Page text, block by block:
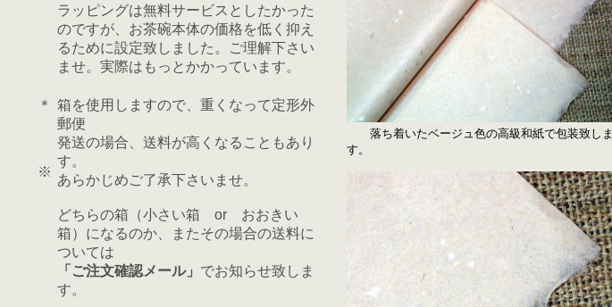
ラッピングは無料サービスとしたかった
のですが、お茶碗本体の価格を低く抑え
るために設定致しました。ご理解下さい
ませ。実際はもっとかかっています。
落ち着いたベージュ色の高級和紙で包装致しま
す。
＊
※
箱を使用しますので、重くなって定形外
郵便
発送の場合、送料が高くなることもあり
す。
あらかじめご了承下さいませ。
どちらの箱（小さい箱 or おおきい
箱）になるのか、またその場合の送料に
ついては
「ご注文確認メール」 でお知らせ致しま
す。